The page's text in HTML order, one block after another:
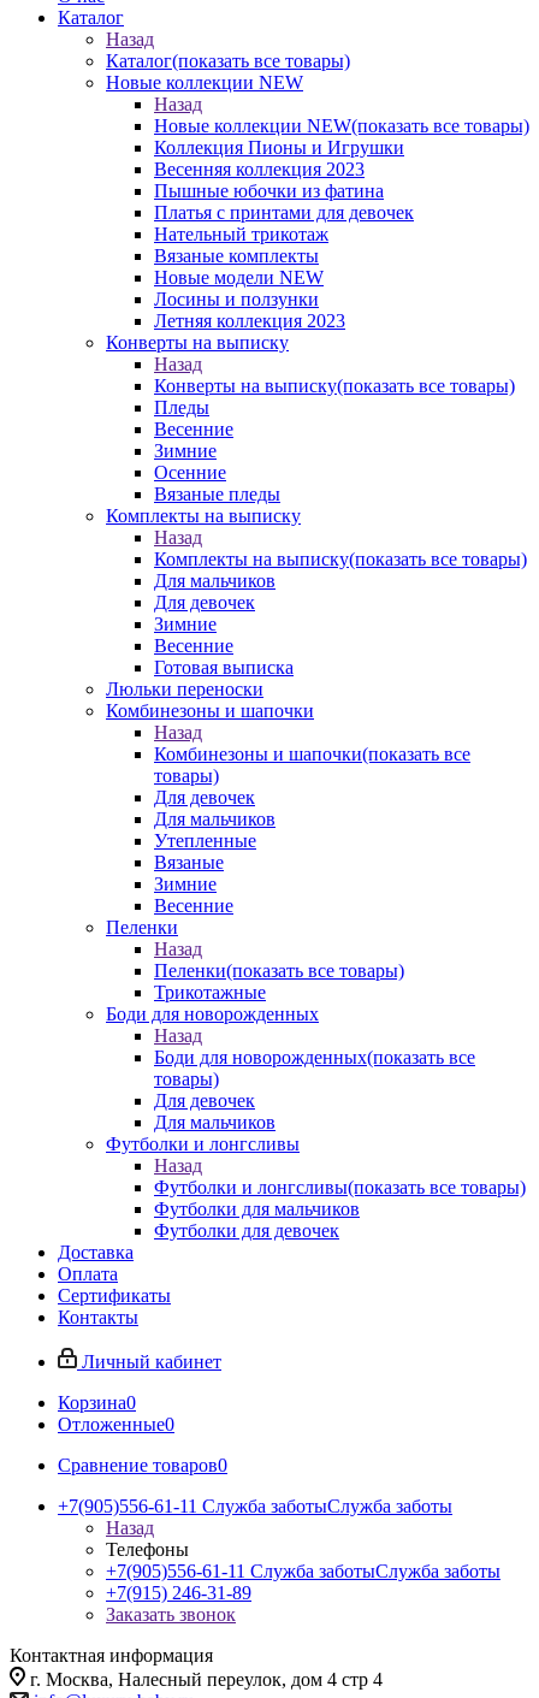
Каталог
Назад
Каталог(показать все товары)
Новые коллекции NEW
Назад
Новые коллекции NEW(показать все товары)
Коллекция Пионы и Игрушки
Весенняя коллекция 2023
Пышные юбочки из фатина
Платья с принтами для девочек
Нательный трикотаж
Вязаные комплекты
Новые модели NEW
Лосины и ползунки
Летняя коллекция 2023
Конверты на выписку
Назад
Конверты на выписку(показать все товары)
Пледы
Весенние
Зимние
Осенние
Вязаные пледы
Комплекты на выписку
Назад
Комплекты на выписку(показать все товары)
Для мальчиков
Для девочек
Зимние
Весенние
Готовая выписка
Люльки переноски
Комбинезоны и шапочки
Назад
Комбинезоны и шапочки(показать все
товары)
Для девочек
Для мальчиков
Утепленные
Вязаные
Зимние
Весенние
Пеленки
Назад
Пеленки(показать все товары)
Трикотажные
Боди для новорожденных
Назад
Боди для новорожденных(показать все
товары)
Для девочек
Для мальчиков
Футболки и лонгсливы
Назад
Футболки и лонгсливы(показать все товары)
Футболки для мальчиков
Футболки для девочек
Доставка
Оплата
Сертификаты
Контакты
Личный кабинет
Корзина0
Отложенные0
Сравнение товаров0
+7(905)556-61-11 Служба заботыСлужба заботы
Назад
Телефоны
+7(905)556-61-11 Служба заботыСлужба заботы
+7(915) 246-31-89
Заказать звонок
Контактная информация
г. Москва, Налесный переулок, дом 4 стр 4